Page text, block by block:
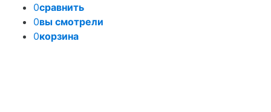
0сравнить
0вы смотрели
0корзина